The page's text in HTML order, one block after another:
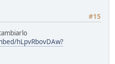
#15
hLpvRbovDAw?